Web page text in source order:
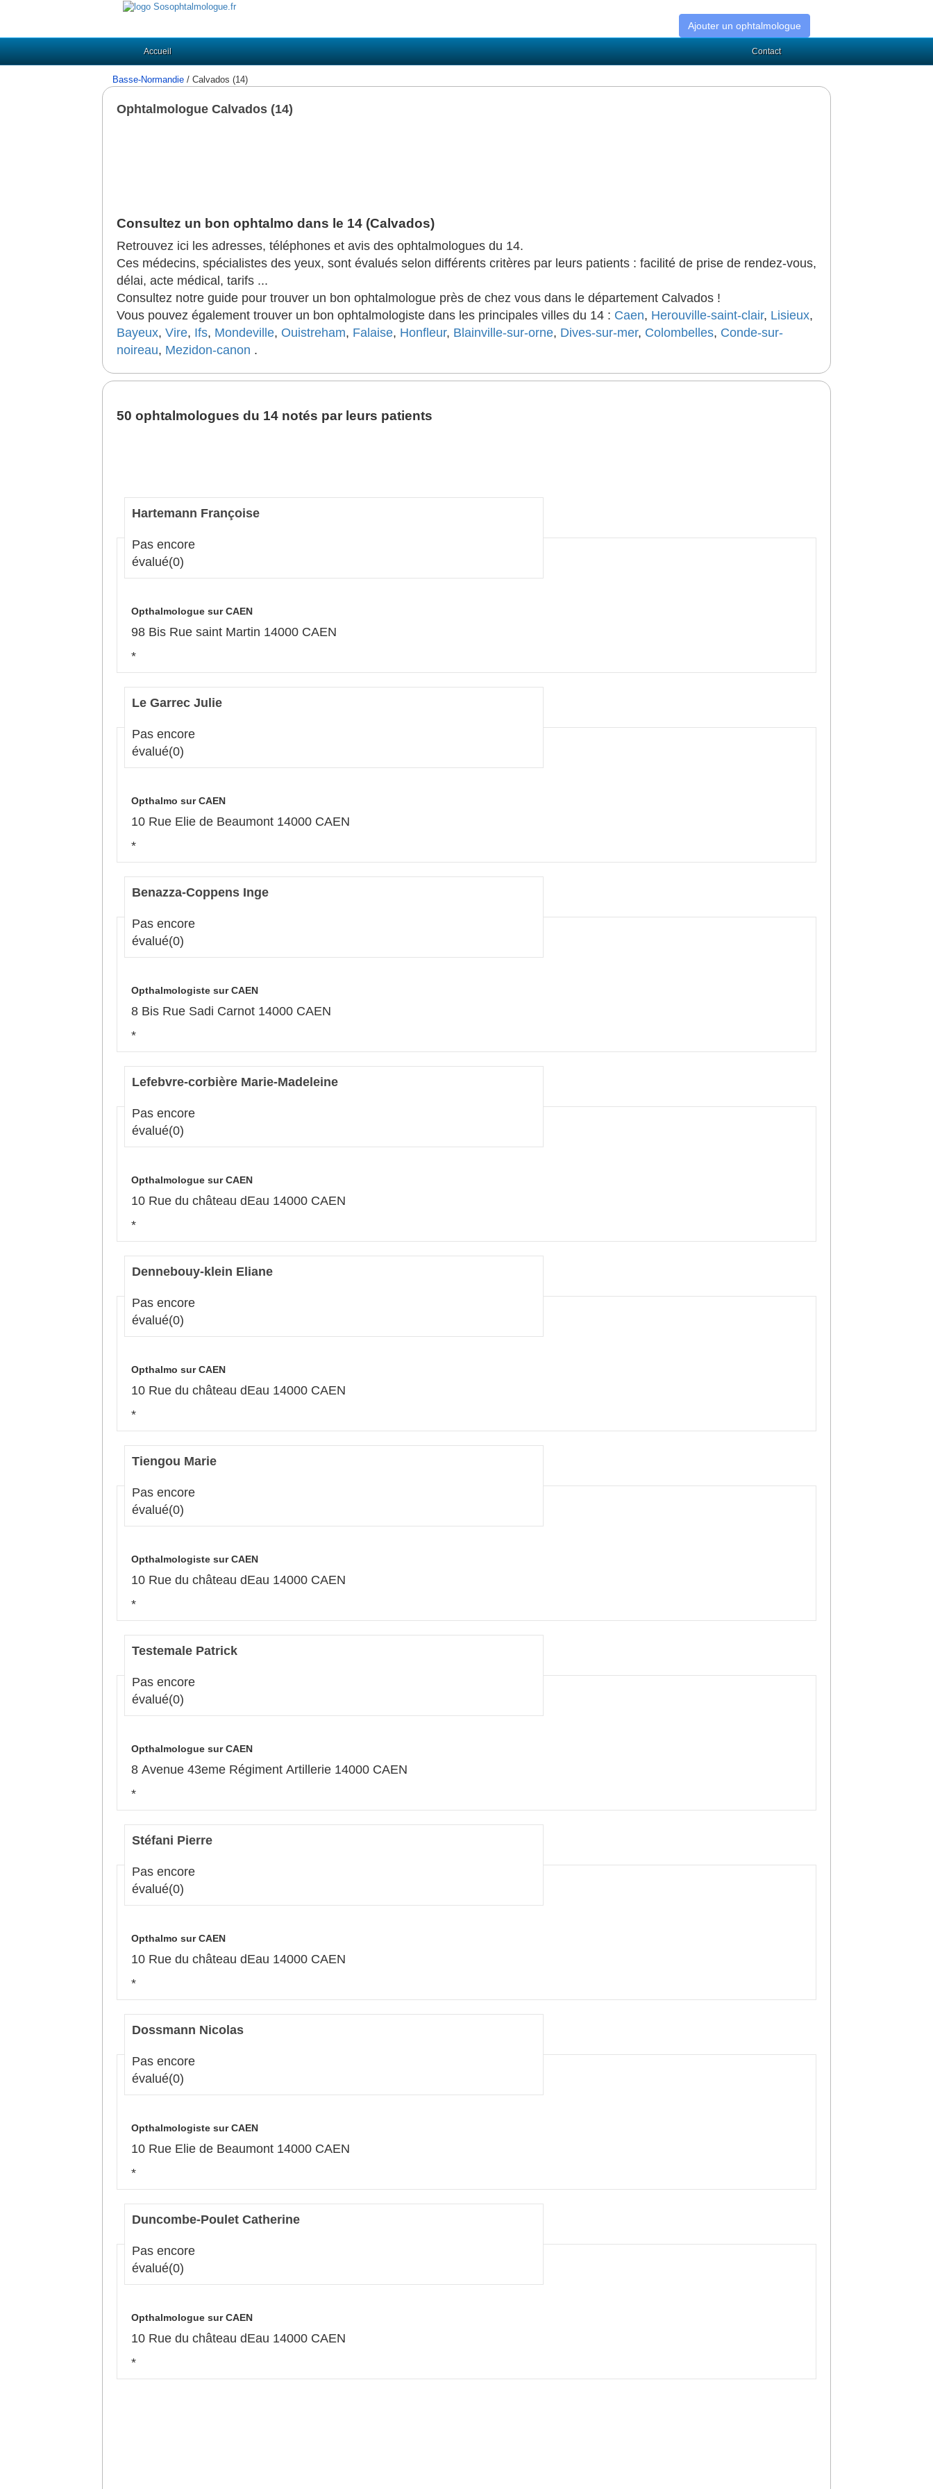
Ajouter un ophtalmologue
Accueil Contact
Basse-Normandie / Calvados (14)
Ophtalmologue Calvados (14)
Consultez un bon ophtalmo dans le 14 (Calvados)
Retrouvez ici les adresses, téléphones et avis des ophtalmologues du 14.
Ces médecins, spécialistes des yeux, sont évalués selon différents critères par leurs patients : facilité de prise de rendez-vous,
délai, acte médical, tarifs ...
Consultez notre guide pour trouver un bon ophtalmologue près de chez vous dans le département Calvados !
Vous pouvez également trouver un bon ophtalmologiste dans les principales villes du 14 : Caen, Herouville-saint-clair, Lisieux,
Bayeux, Vire, Ifs, Mondeville, Ouistreham, Falaise, Honfleur, Blainville-sur-orne, Dives-sur-mer, Colombelles, Conde-sur-
noireau, Mezidon-canon .
50 ophtalmologues du 14 notés par leurs patients
Hartemann Françoise
Pas encore
évalué(0)
Opthalmologue sur CAEN
98 Bis Rue saint Martin 14000 CAEN
*
Le Garrec Julie
Pas encore
évalué(0)
Opthalmo sur CAEN
10 Rue Elie de Beaumont 14000 CAEN
*
Benazza-Coppens Inge
Pas encore
évalué(0)
Opthalmologiste sur CAEN
8 Bis Rue Sadi Carnot 14000 CAEN
*
Lefebvre-corbière Marie-Madeleine
Pas encore
évalué(0)
Opthalmologue sur CAEN
10 Rue du château dEau 14000 CAEN
*
Dennebouy-klein Eliane
Pas encore
évalué(0)
Opthalmo sur CAEN
10 Rue du château dEau 14000 CAEN
*
Tiengou Marie
Pas encore
évalué(0)
Opthalmologiste sur CAEN
10 Rue du château dEau 14000 CAEN
*
Testemale Patrick
Pas encore
évalué(0)
Opthalmologue sur CAEN
8 Avenue 43eme Régiment Artillerie 14000 CAEN
*
Stéfani Pierre
Pas encore
évalué(0)
Opthalmo sur CAEN
10 Rue du château dEau 14000 CAEN
*
Dossmann Nicolas
Pas encore
évalué(0)
Opthalmologiste sur CAEN
10 Rue Elie de Beaumont 14000 CAEN
*
Duncombe-Poulet Catherine
Pas encore
évalué(0)
Opthalmologue sur CAEN
10 Rue du château dEau 14000 CAEN
*